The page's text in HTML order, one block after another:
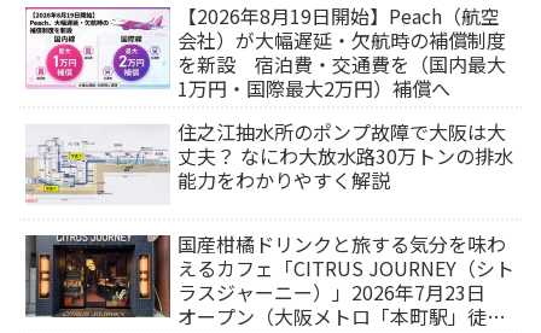
【2026年8月19日開始】Peach（航空
会社）が大幅遅延・欠航時の補償制度
を新設 宿泊費・交通費を（国内最大
1万円・国際最大2万円）補償へ
住之江抽水所のポンプ故障で大阪は大
丈夫？ なにわ大放水路30万トンの排水
能力をわかりやすく解説
国産柑橘ドリンクと旅する気分を味わ
えるカフェ「CITRUS JOURNEY（シト
ラスジャーニー）」2026年7月23日
オープン（大阪メトロ「本町駅」徒歩